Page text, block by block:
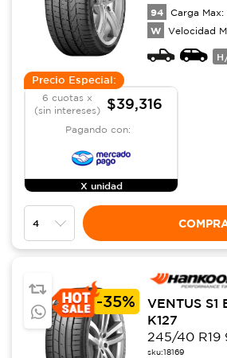
94 Carga Max:
W Velocidad
Precio Especial:
6 cuotas x
(sin intereses)
$39,316
Pagando con:
X unidad
-35%
VENTUS S1
K127
245/40 R19
sku:18169